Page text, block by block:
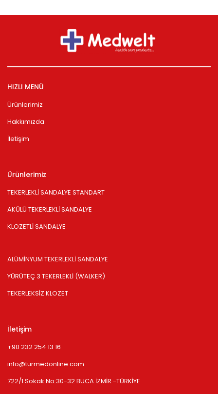
HIZLI MENÜ
Ürünlerimiz
Hakkımızda
İletişim
Ürünlerimiz
TEKERLEKLİ SANDALYE STANDART
AKÜLÜ TEKERLEKLİ SANDALYE
KLOZETLİ SANDALYE
ALÜMİNYUM TEKERLEKLİ SANDALYE
YÜRÜTEÇ 3 TEKERLEKLİ (WALKER)
TEKERLEKSİZ KLOZET
İletişim
+90 232 254 13 16
info@turmedonline.com
722/1 Sokak No:30-32 BUCA İZMİR -TÜRKİYE